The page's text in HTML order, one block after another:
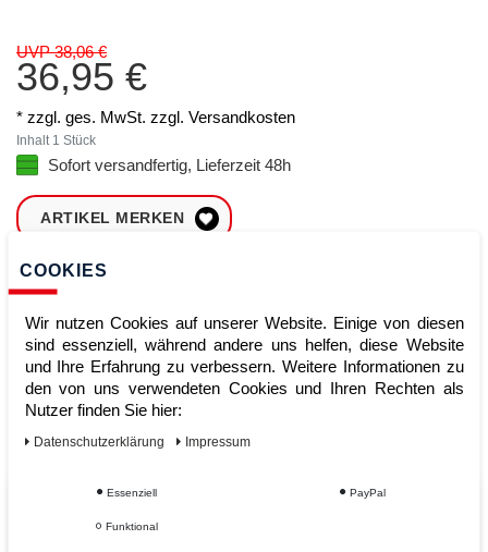
UVP 38,06 €
36,95 €
* zzgl. ges. MwSt. zzgl. Versandkosten
Inhalt 1 Stück
Sofort versandfertig, Lieferzeit 48h
ARTIKEL MERKEN
ZUM WARENKORB
Sofort lieferbar
Kauf auf Rechnung
COOKIES
Wir nutzen Cookies auf unserer Website. Einige von diesen
sind essenziell, während andere uns helfen, diese Website
und Ihre Erfahrung zu verbessern. Weitere Informationen zu
den von uns verwendeten Cookies und Ihren Rechten als
Nutzer finden Sie hier:
Daten­schutz­erklärung Impressum
Essenziell PayPal
Funktional